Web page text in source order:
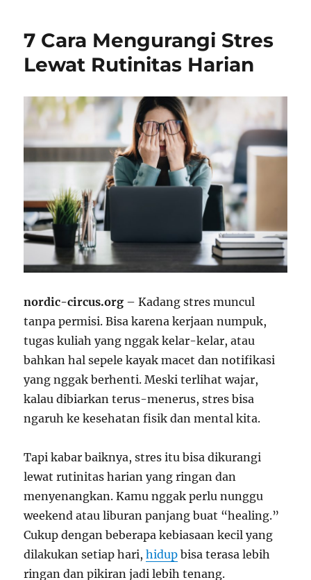
7 Cara Mengurangi Stres
Lewat Rutinitas Harian
nordic-circus.org – Kadang stres muncul
tanpa permisi. Bisa karena kerjaan numpuk,
tugas kuliah yang nggak kelar-kelar, atau
bahkan hal sepele kayak macet dan notifikasi
yang nggak berhenti. Meski terlihat wajar,
kalau dibiarkan terus-menerus, stres bisa
ngaruh ke kesehatan fisik dan mental kita.
Tapi kabar baiknya, stres itu bisa dikurangi
lewat rutinitas harian yang ringan dan
menyenangkan. Kamu nggak perlu nunggu
weekend atau liburan panjang buat “healing.”
Cukup dengan beberapa kebiasaan kecil yang
dilakukan setiap hari,hidup bisa terasa lebih
ringan dan pikiran jadi lebih tenang.